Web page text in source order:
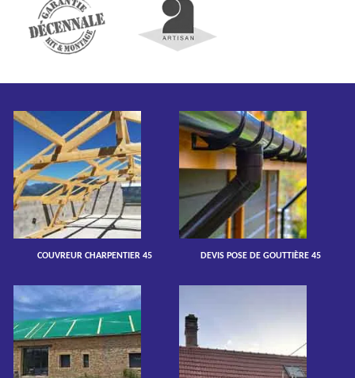
COUVREUR CHARPENTIER 45 DEVIS POSE DE GOUTTIÈRE 45